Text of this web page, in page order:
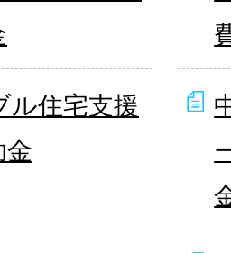
ル住宅支援
金